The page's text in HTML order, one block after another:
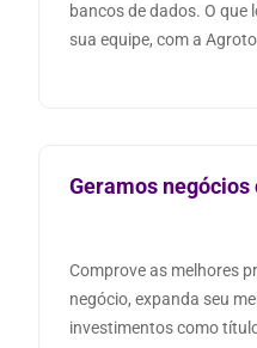
bancos de dados. O que
sua equipe, com a
Geramos negócios
Comprove as melhores
negócio, expanda seu
investimentos como